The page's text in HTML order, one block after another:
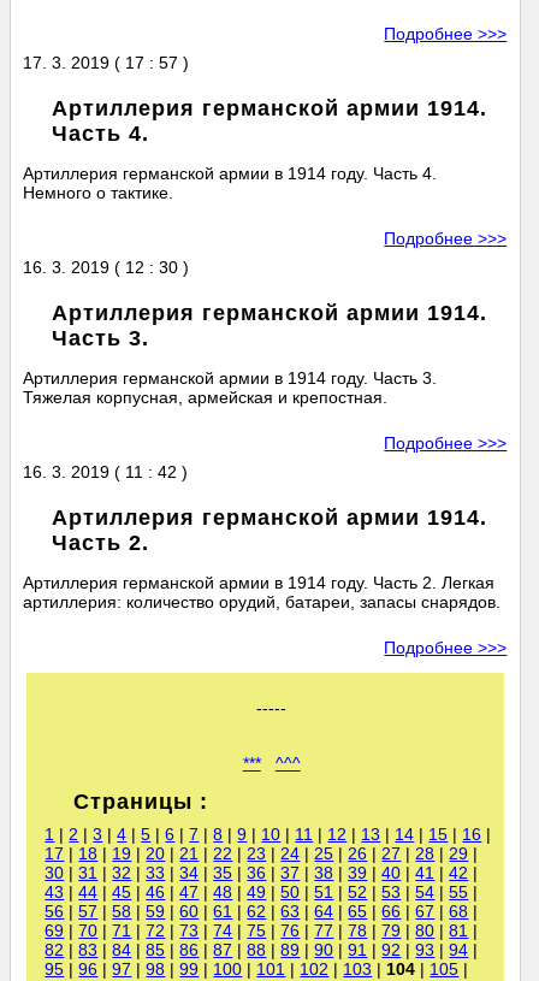
Подробнее >>>
17. 3. 2019 ( 17 : 57 )
Артиллерия германской армии 1914.
Часть 4.
Артиллерия германской армии в 1914 году. Часть 4.
Немного о тактике.
Подробнее >>>
16. 3. 2019 ( 12 : 30 )
Артиллерия германской армии 1914.
Часть 3.
Артиллерия германской армии в 1914 году. Часть 3.
Тяжелая корпусная, армейская и крепостная.
Подробнее >>>
16. 3. 2019 ( 11 : 42 )
Артиллерия германской армии 1914.
Часть 2.
Артиллерия германской армии в 1914 году. Часть 2. Легкая
артиллерия: количество орудий, батареи, запасы снарядов.
Подробнее >>>
-----
*** ^^^
Страницы :
1 | 2 |3 |4 |5 |6 |7 |8 |9 | 10 | 11 | 12 | 13 | 14 | 15 | 16 |
17 | 18 | 19 | 20 | 21 | 22 | 23 | 24 | 25 | 26 | 27 | 28 | 29 |
30 |31 |32 |33 |34 |35 |36 |37 |38 |39 |40 |41 |42 |
43 |44 |45 |46 |47 |48 |49 |50 |51 |52 |53 |54 |55 |
56 |57 |58 |59 |60 |61 |62 |63 |64 |65 |66 |67 |68 |
69 |70 |71 |72 |73 |74 |75 |76 |77 |78 |79 |80 |81 |
82 |83 |84 |85 |86 |87 |88 |89 |90 |91 |92 |93 |94 |
95 |96 |97 |98 |99 | 100 | 101 | 102 | 103 | 104 | 105 |